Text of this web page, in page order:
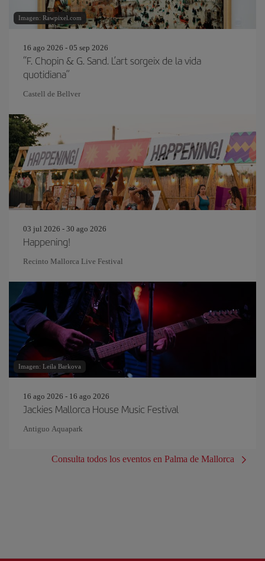
Imagen: Rawpixel.com
16 ago 2026 - 05 sep 2026
“F. Chopin & G. Sand. L’art sorgeix de la vida
quotidiana”
Castell de Bellver
03 jul 2026 - 30 ago 2026
Happening!
Recinto Mallorca Live Festival
Imagen: Leila Barkova
16 ago 2026 - 16 ago 2026
Jackies Mallorca House Music Festival
Antiguo Aquapark
Consulta todos los eventos en Palma de Mallorca